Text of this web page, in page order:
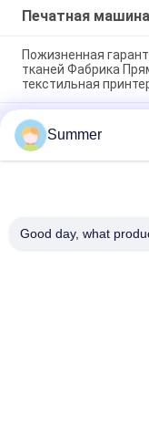
Печатная
Пожизненная
тканей Фабрика
текстильная
4-цветная/CMYK
Широкоформатный
с промышленной
Промышленная
текстильный
Summer
Good day, what